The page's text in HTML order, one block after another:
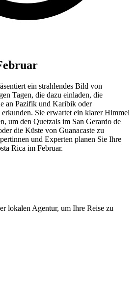
ein strahlendes Bild von
Tagen, die dazu einladen, die
an Pazifik und Karibik oder
Sie erwartet ein klarer Himmel
um den Quetzals im San Gerardo de
die Küste von Guanacaste zu
und Experten planen Sie Ihre
Rica im Februar.
lokalen Agentur, um Ihre Reise zu